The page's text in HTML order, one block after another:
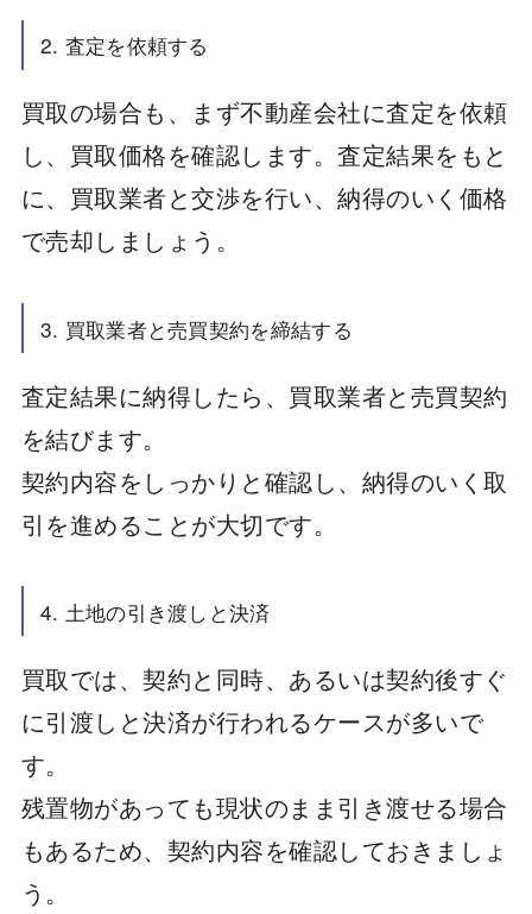
2. 査定を依頼する
買取の場合も、まず不動産会社に査定を依頼
し、買取価格を確認します。査定結果をもと
に、買取業者と交渉を行い、納得のいく価格
で売却しましょう。
3. 買取業者と売買契約を締結する
査定結果に納得したら、買取業者と売買契約
を結びます。
契約内容をしっかりと確認し、納得のいく取
引を進めることが大切です。
4. 土地の引き渡しと決済
買取では、契約と同時、あるいは契約後すぐ
に引渡しと決済が行われるケースが多いで
す。
残置物があっても現状のまま引き渡せる場合
もあるため、契約内容を確認しておきましょ
う。